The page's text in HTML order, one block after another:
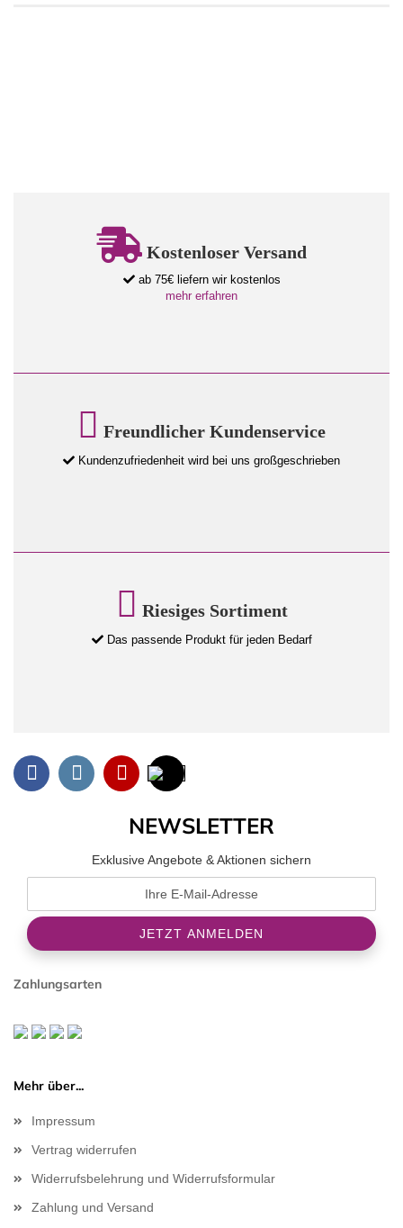
Kostenloser Versand
ab 75€ liefern wir kostenlos
mehr erfahren
Freundlicher Kundenservice
Kundenzufriedenheit wird bei uns großgeschrieben
Riesiges Sortiment
Das passende Produkt für jeden Bedarf
NEWSLETTER
Exklusive Angebote & Aktionen sichern
Zahlungsarten
Mehr über...
Impressum
Vertrag widerrufen
Widerrufsbelehrung und Widerrufsformular
Zahlung und Versand